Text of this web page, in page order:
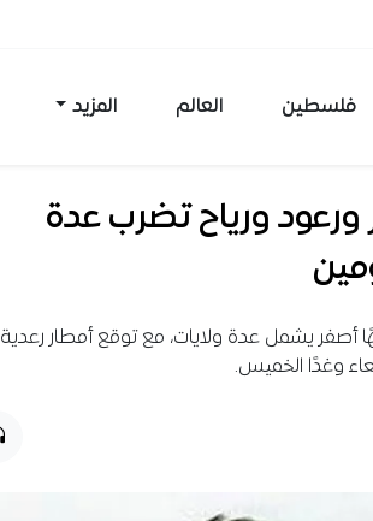
فلسطين العالم المزيد
ورعود ورياح تضرب عدة
أصفر يشمل عدة ولايات، مع توقع أمطار رعدية
وغدًا الخميس.